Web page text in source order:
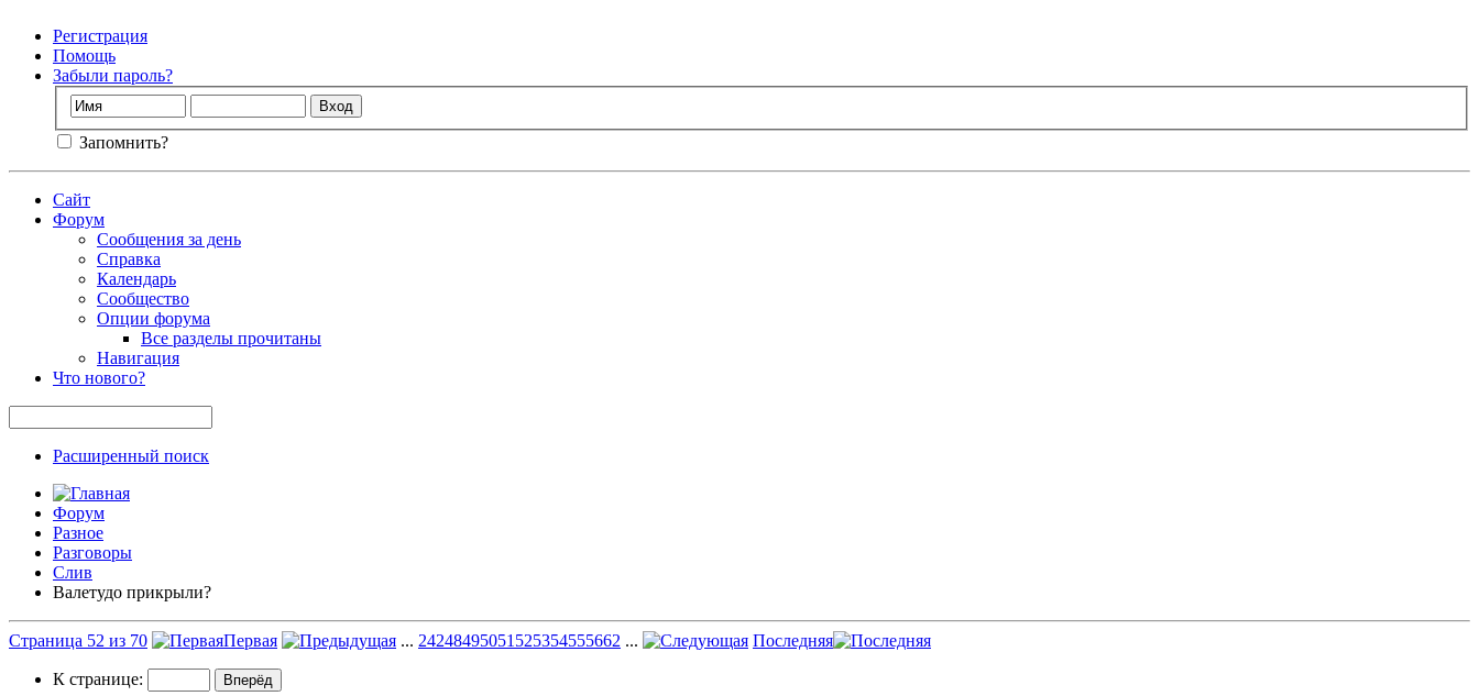
Регистрация
Помощь
Забыли пароль?
Запомнить?
Сайт
Форум
Сообщения за день
Справка
Календарь
Сообщество
Опции форума
Все разделы прочитаны
Навигация
Что нового?
Расширенный поиск
Форум
Разное
Разговоры
Слив
Валетудо прикрыли?
Страница 52 из 70 Первая ... 24248495051 525354555662 ... Последняя
К странице: